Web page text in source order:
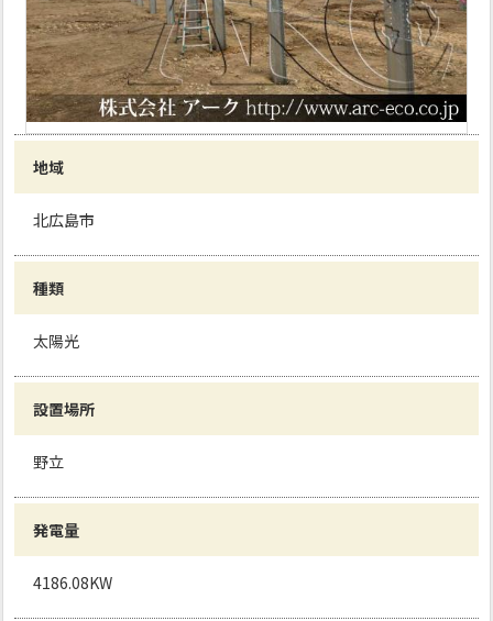
地域
北広島市
種類
太陽光
設置場所
野立
発電量
4186.08KW